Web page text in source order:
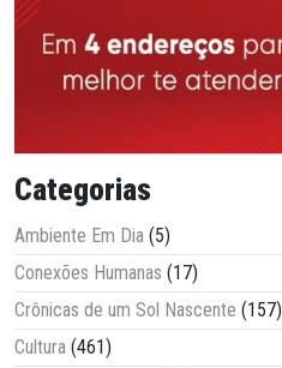
Categorias
Ambiente Em Dia (5)
Conexões Humanas (17)
Crônicas de um Sol Nascente (157)
Cultura (461)